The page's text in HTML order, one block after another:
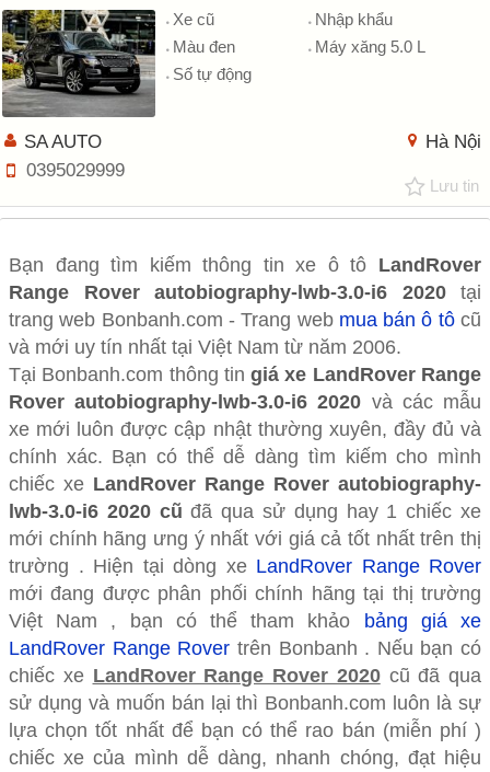
Xe cũ
Nhập khẩu
Màu đen
Máy xăng 5.0 L
Số tự động
Hà Nội
SA AUTO
0395029999
Lưu tin
Bạn đang tìm kiếm thông tin xe ô tô LandRover
Range Rover autobiography-lwb-3.0-i6 2020tại
trang web Bonbanh.com - Trang web mua bán ô tôcũ
và mới uy tín nhất tại Việt Nam từ năm 2006.
Tại Bonbanh.com thông tingiá xe LandRover Range
Rover autobiography-lwb-3.0-i6 2020 và các mẫu
xe mới luôn được cập nhật thường xuyên, đầy đủ và
chính xác. Bạn có thể dễ dàng tìm kiếm cho mình
chiếc xe LandRover Range Rover autobiography-
lwb-3.0-i6 2020 cũ đã qua sử dụng hay 1 chiếc xe
mới chính hãng ưng ý nhất với giá cả tốt nhất trên thị
trường . Hiện tại dòng xe LandRover Range Rover
mới đang được phân phối chính hãng tại thị trường
Việt Nam , bạn có thể tham khảo bảng giá xe
LandRover Range Rover trên Bonbanh . Nếu bạn có
chiếc xe LandRover Range Rover 2020cũ đã qua
sử dụng và muốn bán lại thì Bonbanh.com luôn là sự
lựa chọn tốt nhất để bạn có thể rao bán (miễn phí )
chiếc xe của mình dễ dàng, nhanh chóng, đạt hiệu